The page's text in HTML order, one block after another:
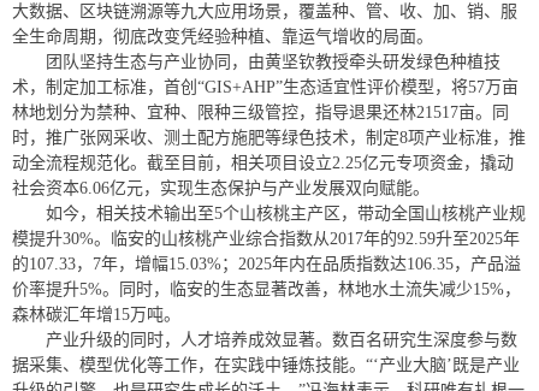
大数据、区块链溯源等九大应用场景，覆盖种、管、收、加、销、服
全生命周期，彻底改变凭经验种植、靠运气增收的局面。
团队坚持生态与产业协同，由黄坚钦教授牵头研发绿色种植技
术，制定加工标准，首创“GIS+AHP”生态适宜性评价模型，将57万亩
林地划分为禁种、宜种、限种三级管控，指导退果还林21517亩。同
时，推广张网采收、测土配方施肥等绿色技术，制定8项产业标准，推
动全流程规范化。截至目前，相关项目设立2.25亿元专项资金，撬动
社会资本6.06亿元，实现生态保护与产业发展双向赋能。
如今，相关技术输出至5个山核桃主产区，带动全国山核桃产业规
模提升30%。临安的山核桃产业综合指数从2017年的92.59升至2025年
的107.33，7年，增幅15.03%；2025年内在品质指数达106.35，产品溢
价率提升5%。同时，临安的生态显著改善，林地水土流失减少15%，
森林碳汇年增15万吨。
产业升级的同时，人才培养成效显著。数百名研究生深度参与数
据采集、模型优化等工作，在实践中锤炼技能。“‘产业大脑’既是产业